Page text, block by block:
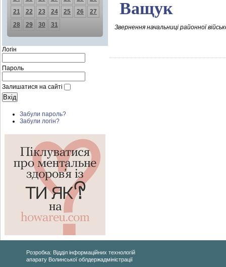
21
22 23 24 25 26
27
28
29 30 31
Логін
Пароль
Залишатися на сайті
Забули пароль?
Забули логін?
Ващук
Звернення начальниці районної
Розробка: Відділ інформаційних технологій
апарату Волинської облдержадміністрації